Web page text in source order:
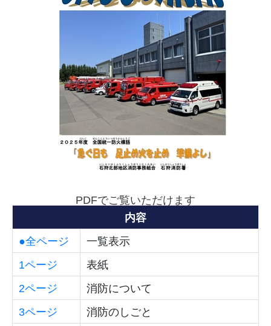
PDFでご覧いただけます
内容
●全ページ
一覧表示
1ページ
表紙
2ページ
消防について
3ページ
消防のしごと